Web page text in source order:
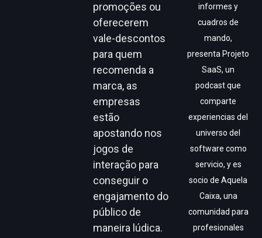
promoções ou
oferecerem
vale-descontos
para quem
recomenda a
marca, as
empresas
estão
apostando nos
jogos de
interação para
conseguir o
engajamento do
público de
maneira lúdica.
informes y
cuadros de
mando,
presenta Projeto
SaaS, un
podcast que
comparte
experiencias del
universo del
software como
servicio, y es
socio de Aquela
Caixa, una
comunidad para
profesionales